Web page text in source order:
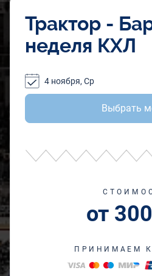
Трактор -
неделя КХЛ
Выбрать
4 ноября, Ср
от
ПРИНИМАЕМ К